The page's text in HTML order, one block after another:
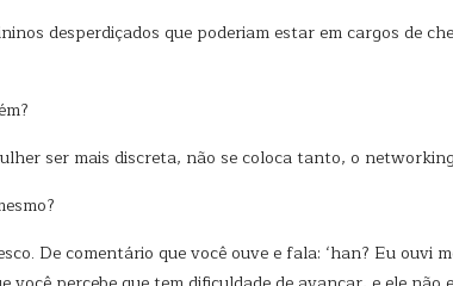
desperdiçados que poderiam estar em cargos de
ser mais discreta, não se coloca tanto, o
De comentário que você ouve e fala: ‘han? Eu ouvi